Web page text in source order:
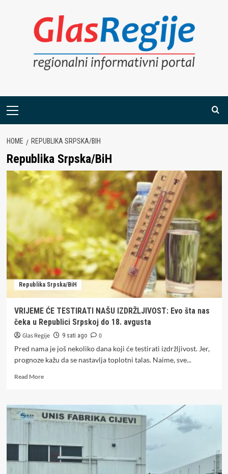
Primary
HOME REPUBLIKA SRPSKA/BIH
Republika Srpska/BiH
Republika Srpska/BiH
VRIJEME ĆE TESTIRATI NAŠU IZDRŽLJIVOST: Evo šta nas
čeka u Republici Srpskoj do 18. avgusta
Glas Regije 9 sati ago
0
Pred nama je još nekoliko dana koji će testirati izdržljivost. Jer,
prognoze kažu da se nastavlja toplotni talas. Naime, sve...
Read MoreRead
VRIJEME
ĆE
TESTIRATI
IZDRŽLJIVOST:
šta